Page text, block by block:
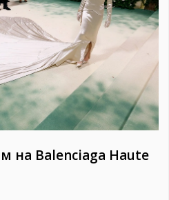
на Balenciaga Haute